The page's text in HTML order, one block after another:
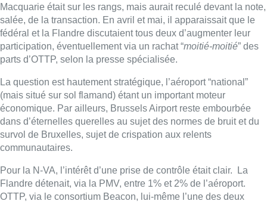
Macquarie était sur les rangs, mais aurait reculé devant la note,
salée, de la transaction. En avril et mai, il apparaissait que le
fédéral et la Flandre discutaient tous deux d’augmenter leur
participation, éventuellement via un rachat “moitié-moitié” des
parts d’OTTP, selon la presse spécialisée.
La question est hautement stratégique, l’aéroport “national”
(mais situé sur sol flamand) étant un important moteur
économique. Par ailleurs, BrusselsAirportreste embourbée
dans d’éternelles querelles au sujet des normes de bruit et du
survol de Bruxelles, sujet de crispation aux relents
communautaires.
Pour la N-VA, l’intérêt d’une prise de contrôle était clair. La
Flandre détenait, via la PMV, entre 1% et 2% de l’aéroport.
OTTP, via le consortium Beacon, lui-même l’une des deux